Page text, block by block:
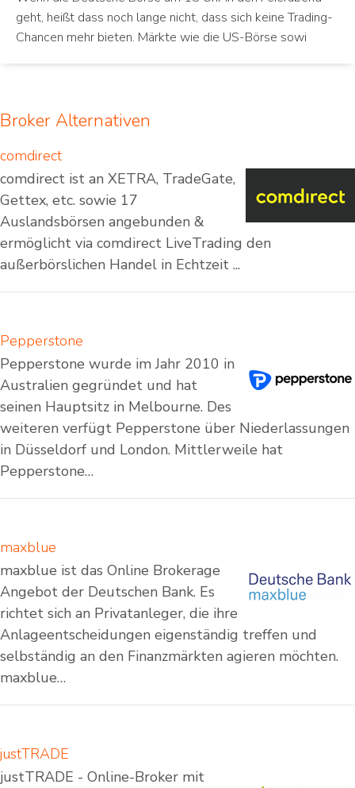
geht, heißt dass noch lange nicht, dass sich keine Trading-
Chancen mehr bieten. Märkte wie die US-Börse sowi
Broker Alternativen
comdirect
comdirect ist an XETRA, TradeGate,
Gettex, etc. sowie 17
Auslandsbörsen angebunden &
ermöglicht via comdirect LiveTrading den
außerbörslichen Handel in Echtzeit ...
Pepperstone
Pepperstone wurde im Jahr 2010 in
Australien gegründet und hat
seinen Hauptsitz in Melbourne. Des
weiteren verfügt Pepperstone über Niederlassungen
in Düsseldorf und London. Mittlerweile hat
Pepperstone…
maxblue
maxblue ist das Online Brokerage
Angebot der Deutschen Bank. Es
richtet sich an Privatanleger, die ihre
Anlageentscheidungen eigenständig treffen und
selbständig an den Finanzmärkten agieren möchten.
maxblue…
justTRADE
justTRADE - Online-Broker mit